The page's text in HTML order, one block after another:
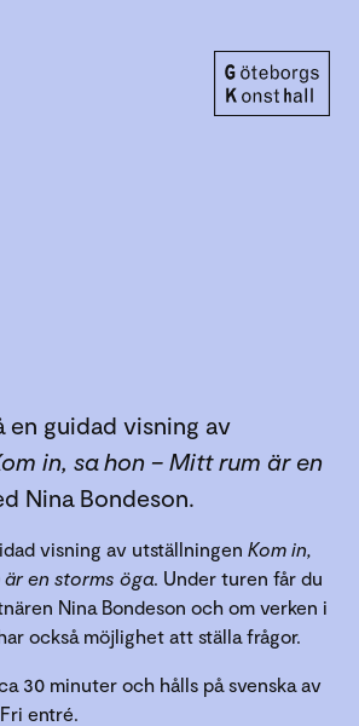
en guidad visning av
in, sa hon – Mitt rum är en
Nina Bondeson.
visning av utställningen Kom in,
en storms öga . Under turen får du
Nina Bondeson och om verken i
också möjlighet att ställa frågor.
30 minuter och hålls på svenska av
entré.